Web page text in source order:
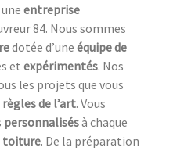
entreprise
84. Nous sommes
dotée d’une équipe de
etexpérimentés. Nos
les projets que vous
règles de l’art. Vous
personnalisésà chaque
toiture. De la préparation